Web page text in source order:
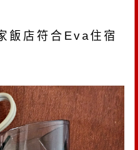
飯店符合Eva住宿